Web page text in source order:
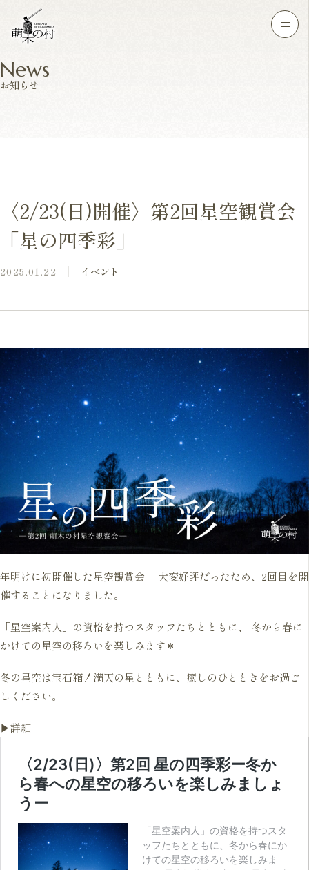
News
お知らせ
〈2/23(日)開催〉第2回星空観賞会
「星の四季彩」
2025.01.22 イベント
年明けに初開催した星空観賞会。 大変好評だったため、2回目を開
催することになりました。
「星空案内人」の資格を持つスタッフたちとともに、 冬から春に
かけての星空の移ろいを楽しみます＊
冬の星空は宝石箱！満天の星とともに、癒しのひとときをお過ご
しください。
▶詳細